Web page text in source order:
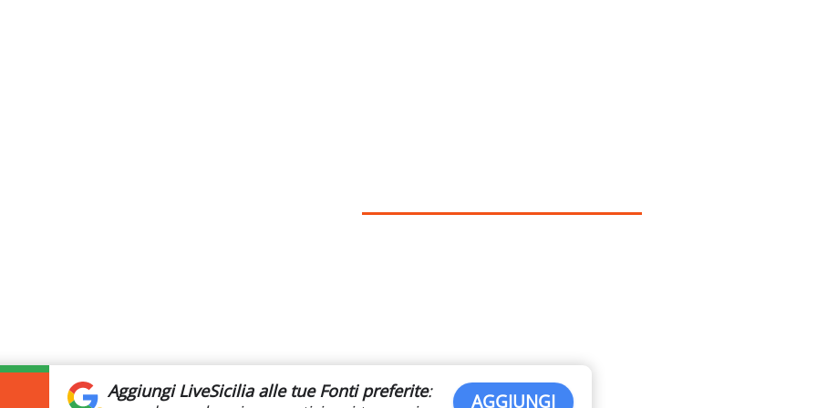
Aggiungi LiveSicilia alle tue Fonti preferite:
AGGIUNGI